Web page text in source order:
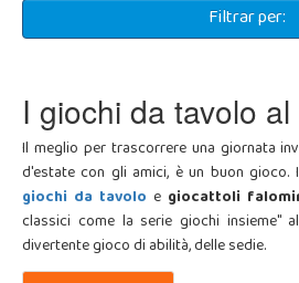
Filtrar per:
I giochi da tavolo
Il meglio per trascorrere una giornata
d'estate con gli amici, è un buon gioco.
giochi da tavolo e giocattoli
classici come la serie giochi insieme"
divertente gioco di abilità, delle sedie.